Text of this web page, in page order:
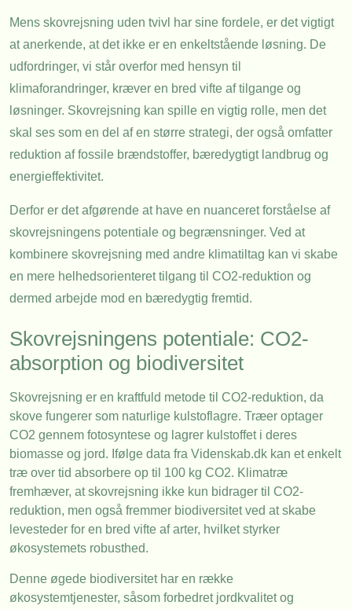
Mens skovrejsning uden tvivl har sine fordele, er det vigtigt
at anerkende, at det ikke er en enkeltstående løsning. De
udfordringer, vi står overfor med hensyn til
klimaforandringer, kræver en bred vifte af tilgange og
løsninger. Skovrejsning kan spille en vigtig rolle, men det
skal ses som en del af en større strategi, der også omfatter
reduktion af fossile brændstoffer, bæredygtigt landbrug og
energieffektivitet.
Derfor er det afgørende at have en nuanceret forståelse af
skovrejsningens potentiale og begrænsninger. Ved at
kombinere skovrejsning med andre klimatiltag kan vi skabe
en mere helhedsorienteret tilgang til CO2-reduktion og
dermed arbejde mod en bæredygtig fremtid.
Skovrejsningens potentiale: CO2-
absorption og biodiversitet
Skovrejsning er en kraftfuld metode til CO2-reduktion, da
skove fungerer som naturlige kulstoflagre. Træer optager
CO2 gennem fotosyntese og lagrer kulstoffet i deres
biomasse og jord. Ifølge data fra Videnskab.dk kan et enkelt
træ over tid absorbere op til 100 kg CO2. Klimatræ
fremhæver, at skovrejsning ikke kun bidrager til CO2-
reduktion, men også fremmer biodiversitet ved at skabe
levesteder for en bred vifte af arter, hvilket styrker
økosystemets robusthed.
Denne øgede biodiversitet har en række
økosystemtjenester, såsom forbedret jordkvalitet og